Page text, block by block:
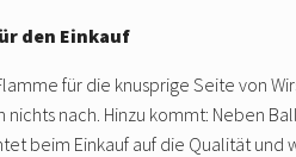
den Einkauf
für die knusprige Seite von
nach. Hinzu kommt: Neben
beim Einkauf auf die Qualität